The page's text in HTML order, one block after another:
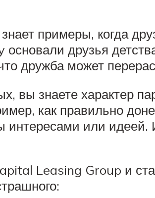
примеры, когда
друзья
дружба может
вы знаете характер
как правильно
или идеей.
Leasing Group и